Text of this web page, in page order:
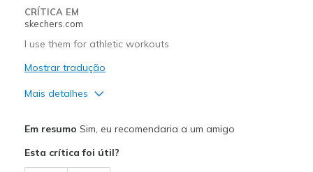
CRÍTICA EM
skechers.com
I use them for athletic workouts
Mostrar tradução
Mais detalhes
Comfortable
Em resumo Sim, eu recomendaria a um amigo
Esta crítica foi útil?